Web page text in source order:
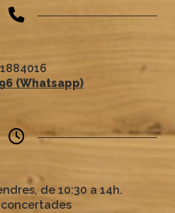
(Whatsapp)
de 10:30 a 14h.